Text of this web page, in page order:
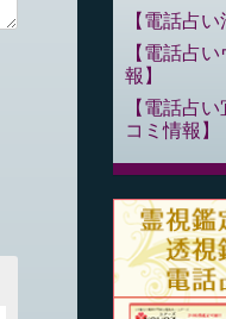
電話占い
電話占い
報
電話占い
コミ情報